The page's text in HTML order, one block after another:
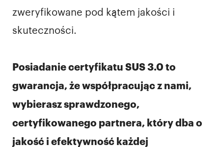
zweryfikowane pod kątem jakości i
skuteczności.
Posiadanie certyfikatu SUS 3.0 to
gwarancja, że współpracując z nami,
wybierasz sprawdzonego,
certyfikowanego partnera, który dba o
jakość i efektywność każdej